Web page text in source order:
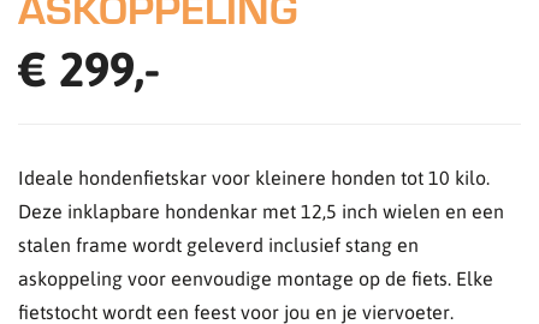
€ 299,-
Ideale hondenfietskar voor kleinere honden tot 10 kilo.
Deze inklapbare hondenkar met 12,5 inch wielen en een
stalen frame wordt geleverd inclusief stang en
askoppeling voor eenvoudige montage op de fiets. Elke
fietstocht wordt een feest voor jou en je viervoeter.